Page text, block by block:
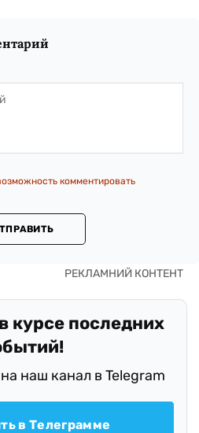
комментировать
курсе последних
наш канал в Telegram
в Телеграмме